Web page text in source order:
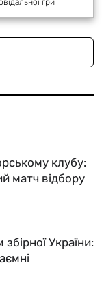
гри
клубу:
матч відбору
України: